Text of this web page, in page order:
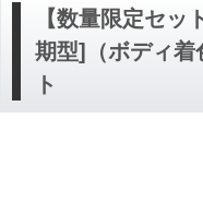
【数量限定セッ
期型]（ボディ着
ト